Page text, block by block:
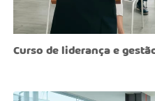
Curso de liderança e